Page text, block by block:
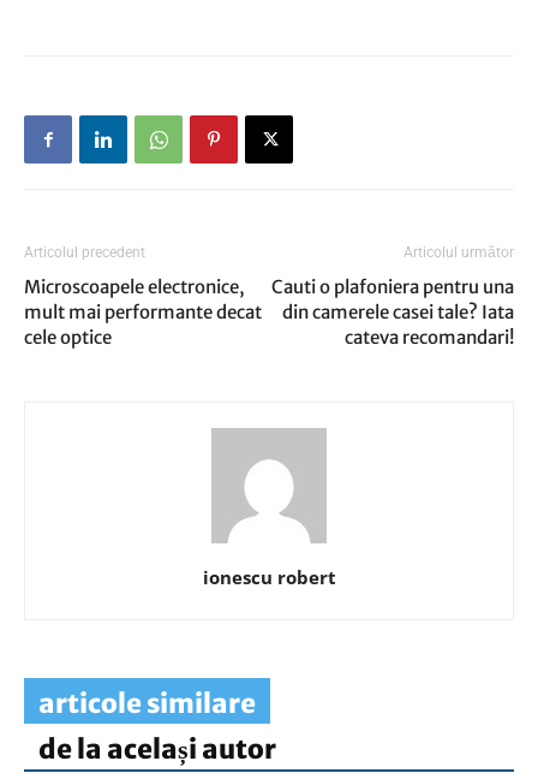
Articolul precedent
Microscoapele electronice,
mult mai performante decat
cele optice
Articolul următor
Cauti o plafoniera pentru una
din camerele casei tale? Iata
cateva recomandari!
ionescu robert
articole similare
de la același autor